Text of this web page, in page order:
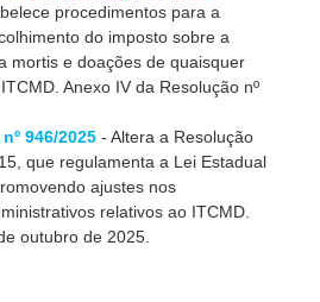
procedimentos para a
do imposto sobre a
mortis e doações de quaisquer
Anexo IV da Resolução nº
946/2025 - Altera a Resolução
que regulamenta a Lei Estadual
ajustes nos
relativos ao ITCMD.
outubro de 2025.